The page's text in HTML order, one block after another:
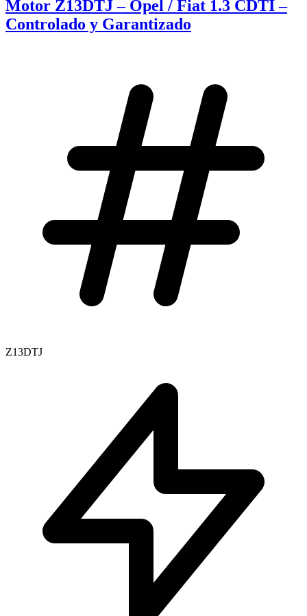
Motor Z13DTJ – Opel / Fiat 1.3 CDTI –
Controlado y Garantizado
Z13DTJ